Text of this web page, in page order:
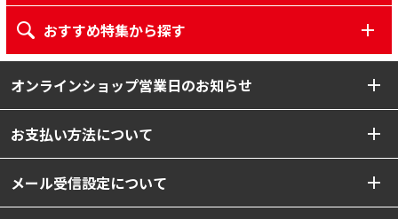
おすすめ特集から探す
オンラインショップ営業日のお知らせ
お支払い方法について
メール受信設定について